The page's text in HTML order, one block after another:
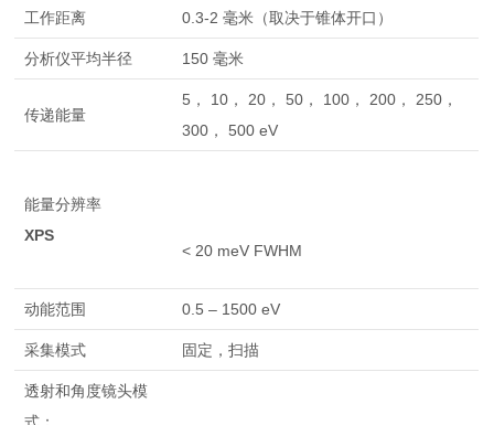
工作距离 0.3-2 毫米（取决于锥体开口）
分析仪平均半径 150 毫米
传递能量
5， 10， 20， 50， 100， 200， 250，
300， 500 eV
能量分辨率
XPS
< 20 meV FWHM
动能范围 0.5 – 1500 eV
采集模式 固定，扫描
透射和角度镜头模